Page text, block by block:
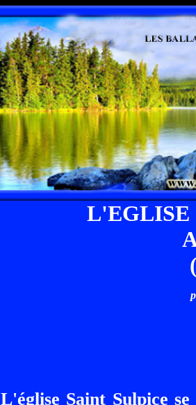
L'EGLISE
L'église Saint Sulpice